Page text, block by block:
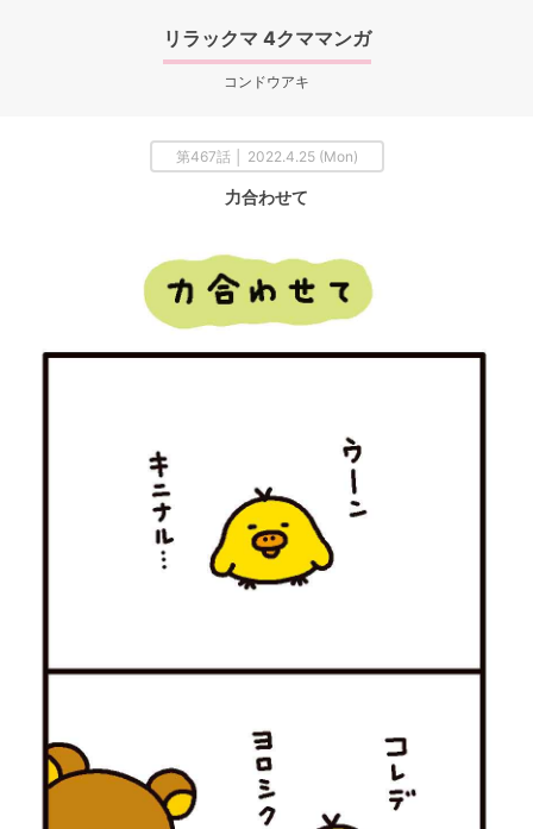
リラックマ 4クママンガ
コンドウアキ
第467話 │ 2022.4.25 (Mon)
力合わせて